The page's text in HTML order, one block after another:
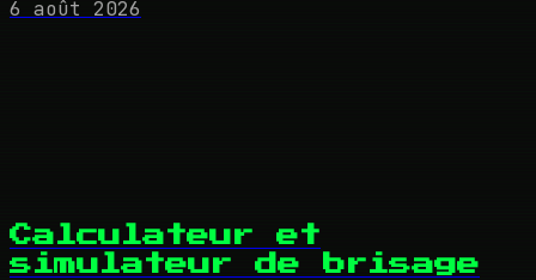
6 août 2026
Calculateur et
simulateur de brisage